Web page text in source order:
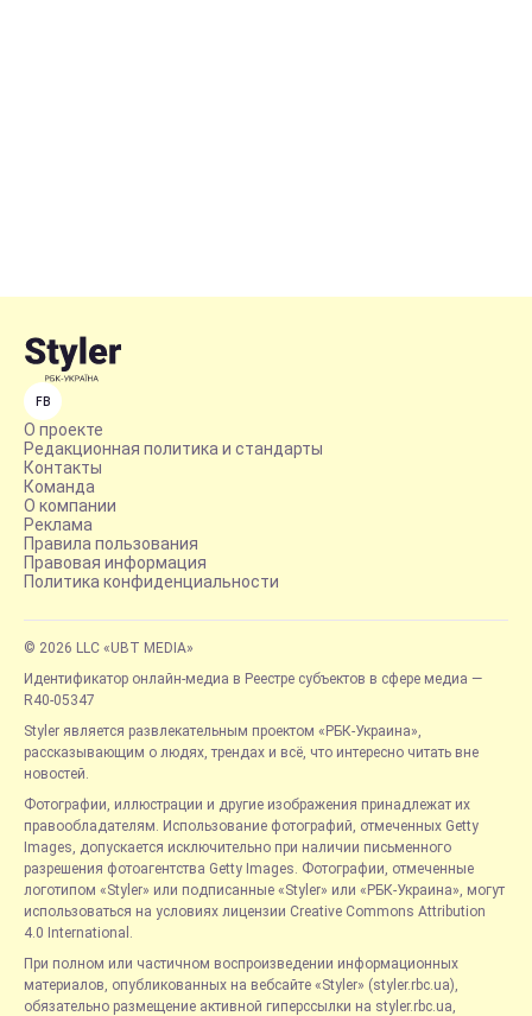
FB
О проекте
Редакционная политика и стандарты
Контакты
Команда
О компании
Реклама
Правила пользования
Правовая информация
Политика конфиденциальности
© 2026 LLC «UBT MEDIA»
Идентификатор онлайн-медиа в Реестре субъектов в сфере медиа —
R40-05347
Styler является развлекательным проектом «РБК-Украина»,
рассказывающим о людях, трендах и всё, что интересно читать вне
новостей.
Фотографии, иллюстрации и другие изображения принадлежат их
правообладателям. Использование фотографий, отмеченных Getty
Images, допускается исключительно при наличии письменного
разрешения фотоагентства Getty Images. Фотографии, отмеченные
логотипом «Styler» или подписанные «Styler» или «РБК-Украина», могут
использоваться на условиях лицензии Creative Commons Attribution
4.0 International.
При полном или частичном воспроизведении информационных
материалов, опубликованных на вебсайте «Styler» (styler.rbc.ua),
обязательно размещение активной гиперссылки на styler.rbc.ua,